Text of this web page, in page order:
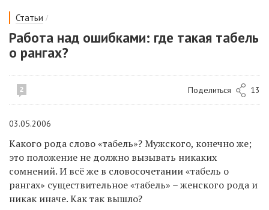
Статьи /
Работа над ошибками: где такая табель
о рангах?
2 Поделиться 13
03.05.2006
Какого рода слово «табель»? Мужского, конечно же;
это положение не должно вызывать никаких
сомнений. И всё же в словосочетании «табель о
рангах» существительное «табель» – женского рода и
никак иначе. Как так вышло?